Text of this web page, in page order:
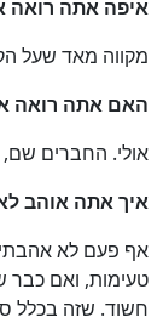
איפה אתה רואה את
מקווה מאד שעל
האם אתה רואה
אולי. החברים שם,
איך אתה אוהב
אף פעם לא
טעימות, ואם כבר
חשוד. שזה בכלל